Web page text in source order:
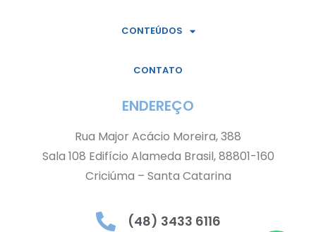
CONTEÚDOS
CONTATO
ENDEREÇO
Rua Major Acácio Moreira, 388
Sala 108 Edifício Alameda Brasil, 88801-160
Criciúma – Santa Catarina
(48) 3433 6116